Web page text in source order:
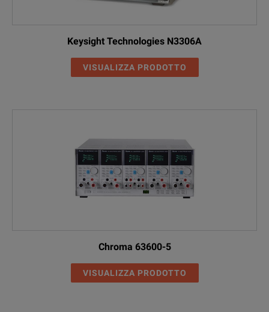
Keysight Technologies N3306A
VISUALIZZA PRODOTTO
Chroma 63600-5
VISUALIZZA PRODOTTO